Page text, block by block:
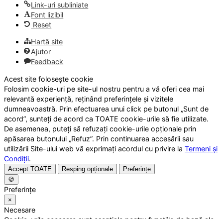
Link-uri subliniate
Font lizibil
Reset
Hartă site
Ajutor
Feedback
Acest site folosește cookie
Folosim cookie-uri pe site-ul nostru pentru a vă oferi cea mai
relevantă experiență, reținând preferințele și vizitele
dumneavoastră. Prin efectuarea unui click pe butonul „Sunt de
acord”, sunteți de acord ca TOATE cookie-urile să fie utilizate.
De asemenea, puteți să refuzați cookie-urile opționale prin
apăsarea butonului „Refuz”. Prin continuarea accesării sau
utilizării Site-ului web vă exprimați acordul cu privire la Termeni și
Condiții.
Accept TOATE Resping opționale
Preferințe
🍪
Preferințe
×
Necesare